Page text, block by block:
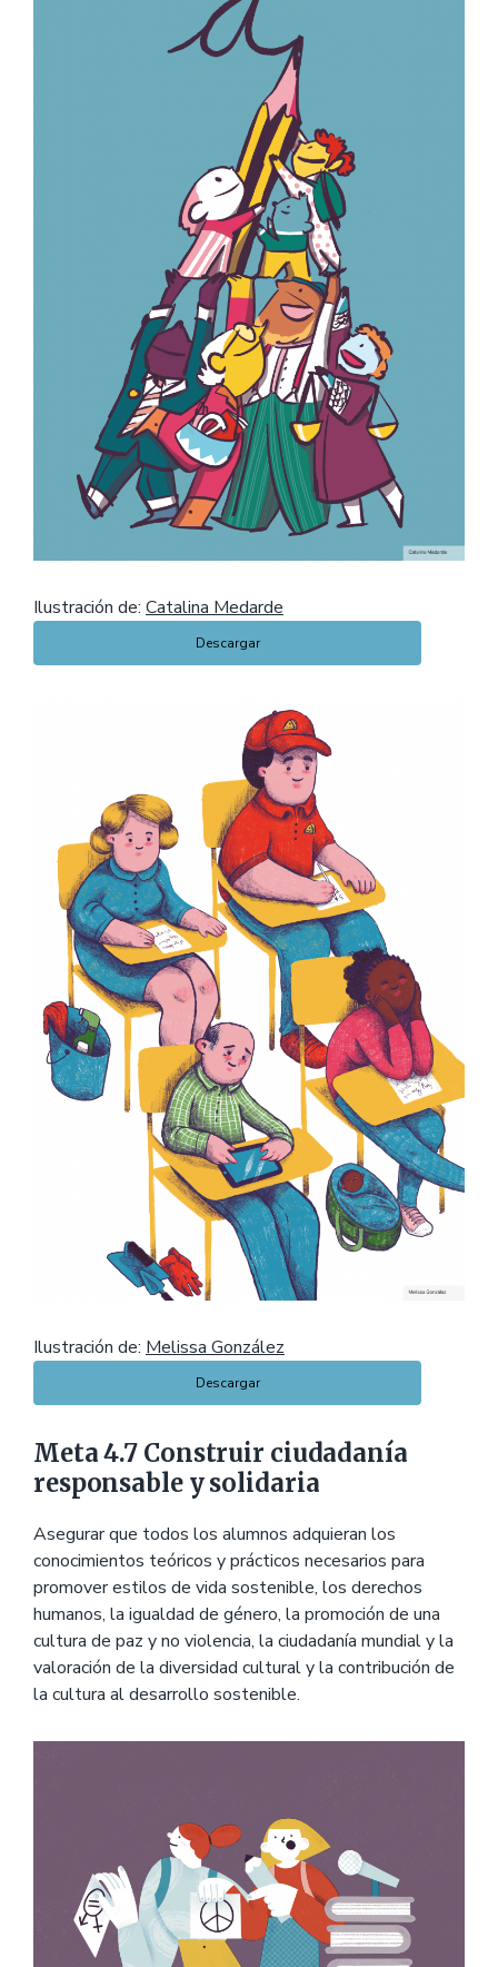
Ilustración de: Catalina Medarde
Descargar
Ilustración de: Melissa González
Descargar
Meta 4.7 Construir ciudadanía
responsable y solidaria
Asegurar que todos los alumnos adquieran los
conocimientos teóricos y prácticos necesarios para
promover estilos de vida sostenible, los derechos
humanos, la igualdad de género, la promoción de una
cultura de paz y no violencia, la ciudadanía mundial y la
valoración de la diversidad cultural y la contribución de
la cultura al desarrollo sostenible.